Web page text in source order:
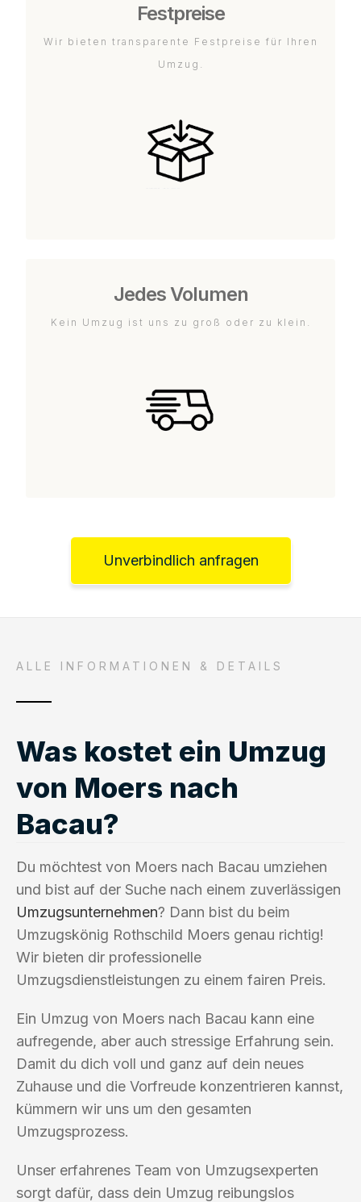
Festpreise
Wir bieten transparente Festpreise für Ihren
Umzug.
Jedes Volumen
Kein Umzug ist uns zu groß oder zu klein.
Unverbindlich anfragen
ALLE INFORMATIONEN & DETAILS
Was kostet ein Umzug
von Moers nach
Bacau?
Du möchtest von Moers nach Bacau umziehen
und bist auf der Suche nach einem zuverlässigen
Umzugsunternehmen? Dann bist du beim
Umzugskönig Rothschild Moers genau richtig!
Wir bieten dir professionelle
Umzugsdienstleistungen zu einem fairen Preis.
Ein Umzug von Moers nach Bacau kann eine
aufregende, aber auch stressige Erfahrung sein.
Damit du dich voll und ganz auf dein neues
Zuhause und die Vorfreude konzentrieren kannst,
kümmern wir uns um den gesamten
Umzugsprozess.
Unser erfahrenes Team von Umzugsexperten
sorgt dafür, dass dein Umzug reibungslos